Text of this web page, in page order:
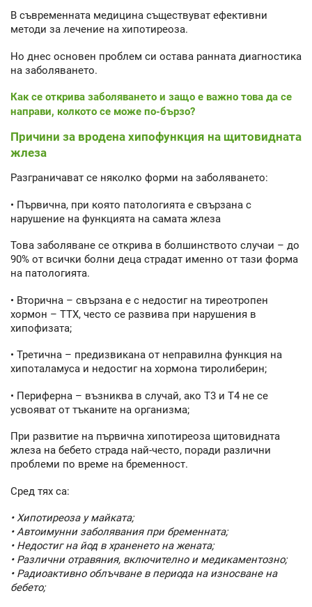
В съвременната медицина съществуват ефективни
методи за лечение на хипотиреоза.
Но днес основен проблем си остава ранната диагностика
на заболяването.
Как се открива заболяването и защо е важно това да се
направи, колкото се може по-бързо?
Причини за вродена хипофункция на щитовидната
жлеза
Разграничават се няколко форми на заболяването:
• Първична, при която патологията е свързана с
нарушение на функцията на самата жлеза
Това заболяване се открива в болшинството случаи – до
90% от всички болни деца страдат именно от тази форма
на патологията.
• Вторична – свързана е с недостиг на тиреотропен
хормон – ТТХ, често се развива при нарушения в
хипофизата;
• Третична – предизвикана от неправилна функция на
хипоталамуса и недостиг на хормона тиролиберин;
• Периферна – възниква в случай, ако Т3 и Т4 не се
усвояват от тъканите на организма;
При развитие на първична хипотиреоза щитовидната
жлеза на бебето страда най-често, поради различни
проблеми по време на бременност.
Сред тях са:
• Хипотиреоза у майката;
• Автоимунни заболявания при бременната;
• Недостиг на йод в храненето на жената;
• Различни отравяния, включително и медикаментозно;
• Радиоактивно облъчване в периода на износване на
бебето;